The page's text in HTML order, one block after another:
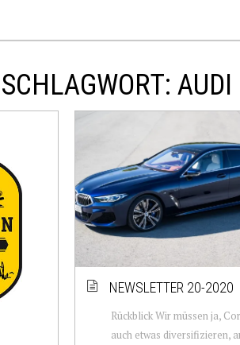
AUDI
NEWSLETTER 20-2020
Rückblick Wir müssen ja,
auch etwas diversifizieren,